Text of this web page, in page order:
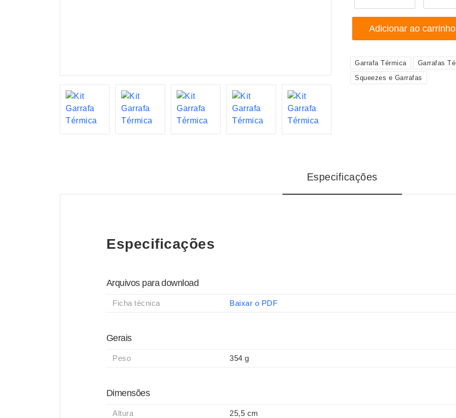
Adicionar ao carrinho
Garrafa Térmica
Garrafas
Squeezes e Garrafas
Especificações
Especificações
Arquivos para download
Ficha técnica Baixar o PDF
Gerais
Peso 354 g
Dimensões
Altura 25,5 cm